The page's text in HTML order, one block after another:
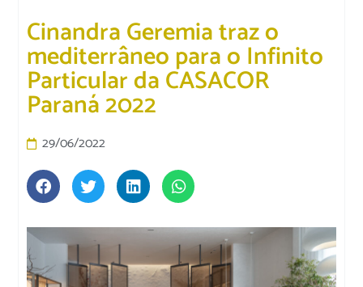
Cinandra Geremia traz o
mediterrâneo para o Infinito
Particular da CASACOR
Paraná 2022
29/06/2022